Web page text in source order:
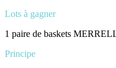
Lots à gagner
1 paire de baskets
Principe